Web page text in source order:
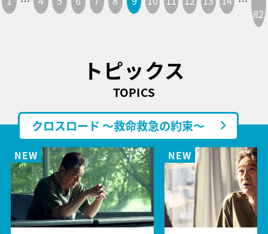
82
トピックス
TOPICS
クロスロード ～救命救急の約束～